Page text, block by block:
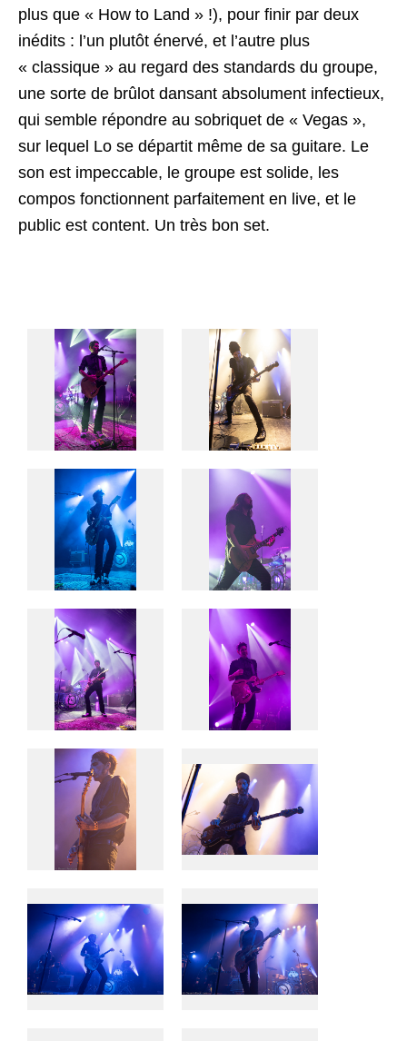
plus que « How to Land » !), pour finir par deux
inédits : l’un plutôt énervé, et l’autre plus
« classique » au regard des standards du groupe,
une sorte de brûlot dansant absolument infectieux,
qui semble répondre au sobriquet de « Vegas »,
sur lequel Lo se départit même de sa guitare. Le
son est impeccable, le groupe est solide, les
compos fonctionnent parfaitement en live, et le
public est content. Un très bon set.